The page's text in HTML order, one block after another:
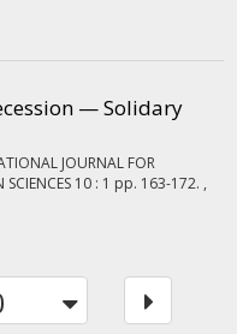
— Solidary
JOURNAL FOR
10 : 1 pp. 163-172. ,